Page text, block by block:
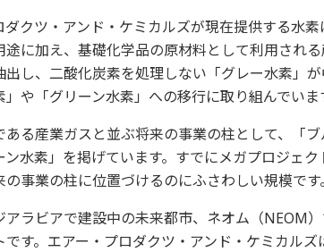
ダクツ・アンド・ケミカルズが現在提供する水
途に加え、基礎化学品の原材料として利用され
出し、二酸化炭素を処理しない「グレー水素」
」や「グリーン水素」への移行に取り組んでいま
ある産業ガスと並ぶ将来の事業の柱として、「
ン水素」を掲げています。すでにメガプロジェ
事業の柱に位置づけるのにふさわしい規模です。
アラビアで建設中の未来都市、ネオム（NEOM
です。エアー・プロダクツ・アンド・ケミカル